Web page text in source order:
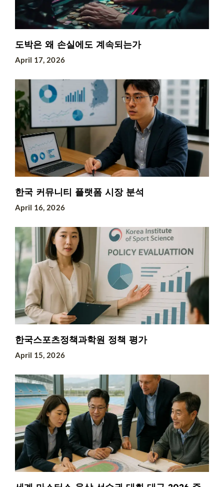
도박은 왜 손실에도 계속되는가
April 17, 2026
한국 커뮤니티 플랫폼 시장 분석
April 16, 2026
한국스포츠정책과학원 정책 평가
April 15, 2026